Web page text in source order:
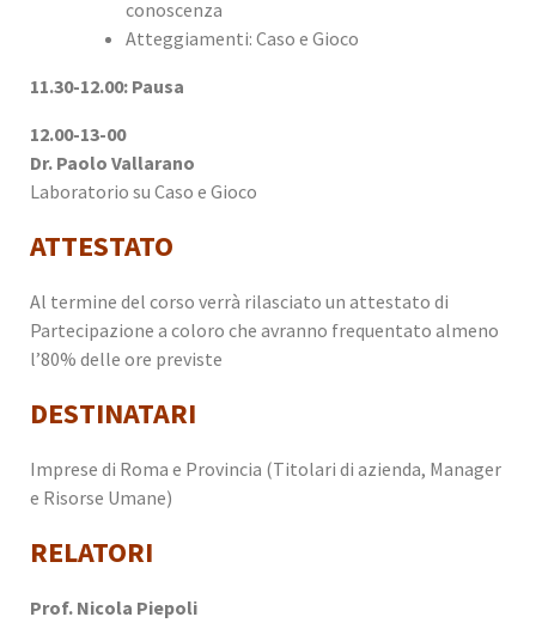
conoscenza
Atteggiamenti: Caso e Gioco
11.30-12.00: Pausa
12.00-13-00
Dr. Paolo Vallarano
Laboratorio su Caso e Gioco
ATTESTATO
Al termine del corso verrà rilasciato un attestato di
Partecipazione a coloro che avranno frequentato almeno
l’80% delle ore previste
DESTINATARI
Imprese di Roma e Provincia (Titolari di azienda, Manager
e Risorse Umane)
RELATORI
Prof. Nicola Piepoli